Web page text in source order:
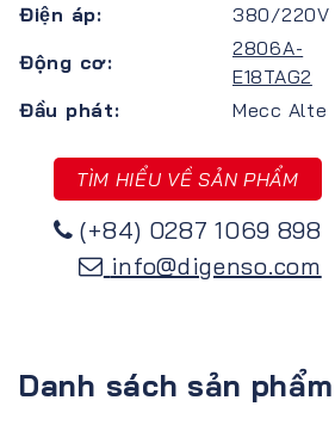
Điện áp:
380/220V
Động cơ:
2806A-
E18TAG2
Đầu phát:
Mecc Alte
TÌM HIỂU VỀ SẢN PHẨM
(+84) 0287 1069 898
info@digenso.com
Danh sách sản phẩm